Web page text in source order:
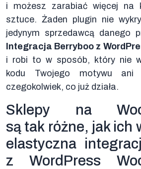
i możesz zarabiać więcej na
sztuce. Żaden plugin nie
jedynym sprzedawcą danego
Integracja Berryboo z
i robi to w sposób, który nie
kodu Twojego motywu ani
czegokolwiek, co już działa.
Sklepy na
są tak różne, jak ich
elastyczna
z WordPress